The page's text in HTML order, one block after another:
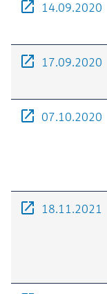
14.09.2020
17.09.2020
07.10.2020
18.11.2021